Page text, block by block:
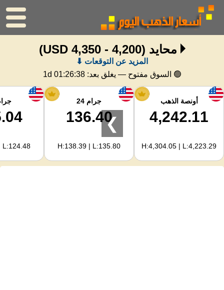
الرئيسية
سعر الذهب
اسعار الفضه
حاسبة الذهب
لمشرفي المواقع
محايد (4,200 - 4,350 USD)
المزيد عن التوقعات ⬇
🟢 السوق مفتوح — يغلق بعد: 1d 01:26:37
أونصة الذهب
4,242.11
H:4,304.05 | L:4,223.29
جرام 24
136.40
H:138.39 | L:135.80
L:124.48
❯